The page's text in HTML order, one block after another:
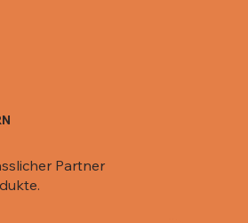
Partner